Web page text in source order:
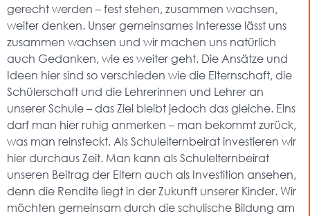
gerecht werden – fest stehen, zusammen wachsen,
weiter denken. Unser gemeinsames Interesse lässt uns
zusammen wachsen und wir machen uns natürlich
auch Gedanken, wie es weiter geht. Die Ansätze und
Ideen hier sind so verschieden wie die Elternschaft, die
Schülerschaft und die Lehrerinnen und Lehrer an
unserer Schule – das Ziel bleibt jedoch das gleiche. Eins
darf man hier ruhig anmerken – man bekommt zurück,
was man reinsteckt. Als Schulelternbeirat investieren wir
hier durchaus Zeit. Man kann als Schulelternbeirat
unseren Beitrag der Eltern auch als Investition ansehen,
denn die Rendite liegt in der Zukunft unserer Kinder. Wir
möchten gemeinsam durch die schulische Bildung am